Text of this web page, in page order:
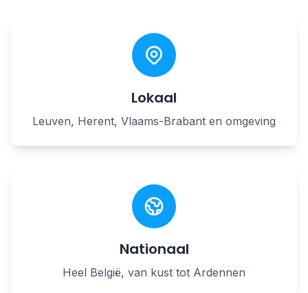
Lokaal
Leuven, Herent, Vlaams-Brabant en omgeving
Nationaal
Heel België, van kust tot Ardennen